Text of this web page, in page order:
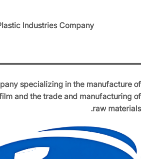
Industries Company
specializing in the manufacture of
and the trade and manufacturing of
raw materials.